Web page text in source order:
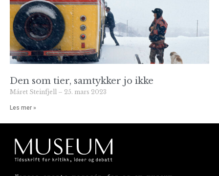
Den som tier, samtykker jo ikke
Máret Steinfjell 25. mars 2023
Les mer »